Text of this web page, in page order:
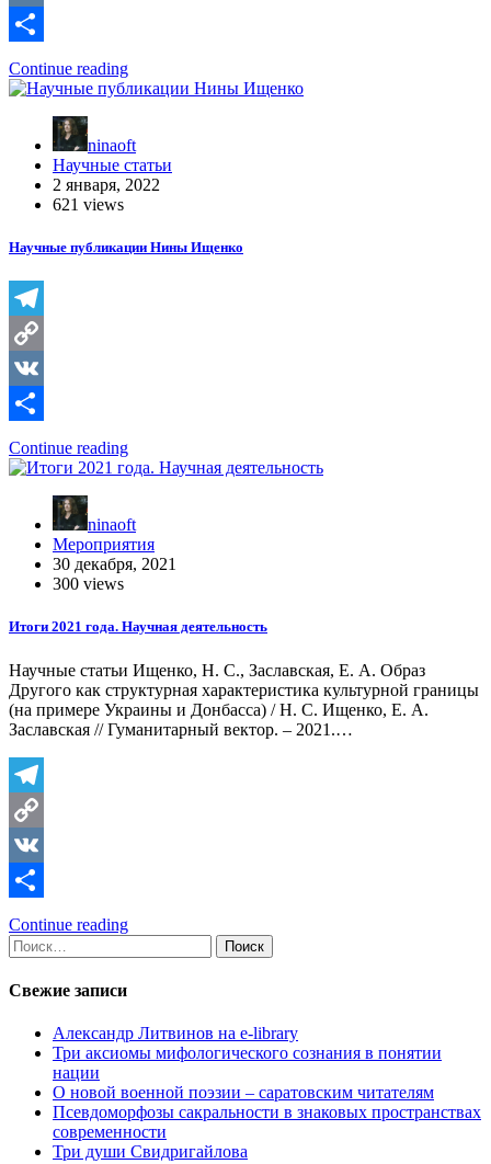
Link
VK
Отправить
Continue reading
ninaoft
Научные статьи
2 января, 2022
621 views
Научные публикации Нины Ищенко
Telegram
Copy
Link
VK
Отправить
Continue reading
ninaoft
Мероприятия
30 декабря, 2021
300 views
Итоги 2021 года. Научная деятельность
Научные статьи Ищенко, Н. С., Заславская, Е. А. Образ
Другого как структурная характеристика культурной границы
(на примере Украины и Донбасса) / Н. С. Ищенко, Е. А.
Заславская // Гуманитарный вектор. – 2021.…
Telegram
Copy
Link
VK
Отправить
Continue reading
Найти:
Свежие записи
Александр Литвинов на e-library
Три аксиомы мифологического сознания в понятии
нации
О новой военной поэзии – саратовским читателям
Псевдоморфозы сакральности в знаковых пространствах
современности
Три души Свидригайлова